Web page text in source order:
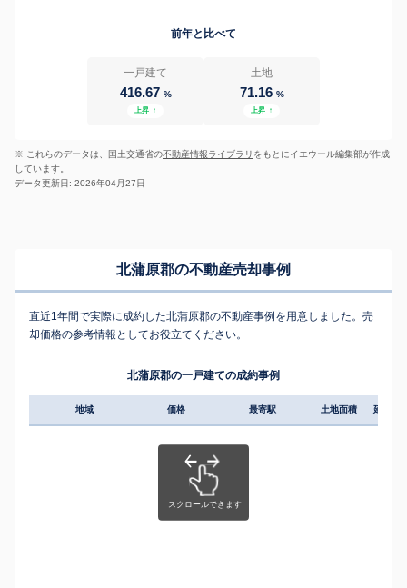
前年と比べて
一戸建て
416.67 %
上昇 ↑
土地
71.16 %
上昇 ↑
※ これらのデータは、国土交通省の不動産情報ライブラリ をもとにイエウール編集部が作成
しています。
データ更新日: 2026年04月27日
北蒲原郡の不動産売却事例
直近1年間で実際に成約した北蒲原郡の不動産事例を用意しました。売
却価格の参考情報としてお役立てください。
北蒲原郡の一戸建ての成約事例
地域 価格 最寄駅 土地面積 延床面